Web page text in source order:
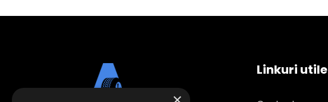
Linkuri utile